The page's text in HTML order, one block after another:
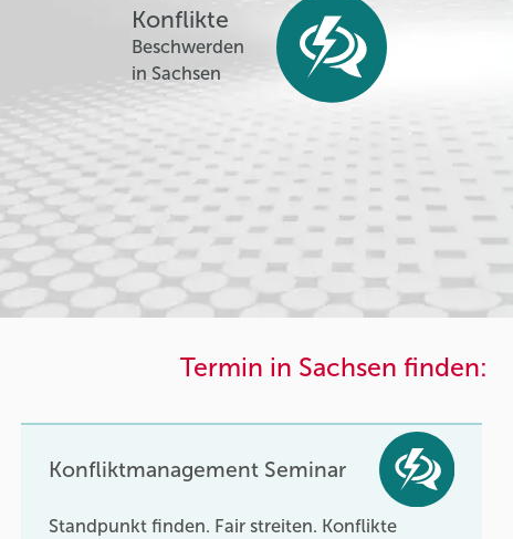
Konflikte
Beschwerden
in Sachsen
Termin in Sachsen finden:
Konfliktmanagement Seminar
Standpunkt finden. Fair streiten. Konflikte